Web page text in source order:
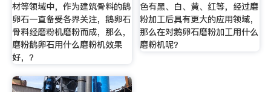
材等领域中，作为建筑骨料的鹅
卵石一直备受各界关注，鹅卵石
骨料经磨粉机磨粉而成，那么，
磨粉鹅卵石用什么磨粉机效果
好，？
色有黑、白、黄、红等，经过磨
粉加工后具有更大的应用领域，
那么在对鹅卵石磨粉加工用什么
磨粉机呢？